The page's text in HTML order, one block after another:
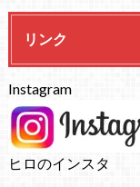
リンク
Instagram
ヒロのインスタ